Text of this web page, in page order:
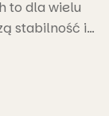
to dla wielu
stabilność i…